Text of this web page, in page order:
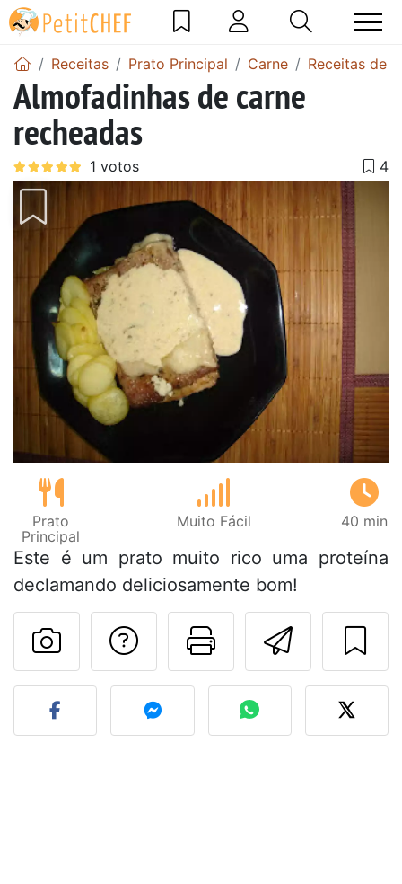
Receitas Prato Principal Carne Receitas de
Almofadinhas de carne
recheadas
Prato
Principal
Muito Fácil 40 min
Este é um prato muito rico uma proteína
declamando deliciosamente bom!
Imprima
Falar com o autor
Fez esta receita?